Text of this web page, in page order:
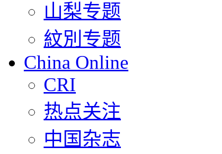
山梨专题
紋別专题
China Online
CRI
热点关注
中国杂志